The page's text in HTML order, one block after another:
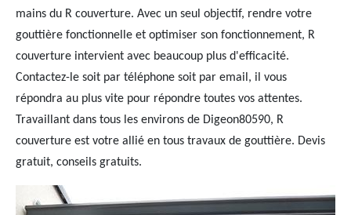
mains du R couverture. Avec un seul objectif, rendre votre
gouttière fonctionnelle et optimiser son fonctionnement, R
couverture intervient avec beaucoup plus d'efficacité.
Contactez-le soit par téléphone soit par email, il vous
répondra au plus vite pour répondre toutes vos attentes.
Travaillant dans tous les environs de Digeon80590, R
couverture est votre allié en tous travaux de gouttière. Devis
gratuit, conseils gratuits.